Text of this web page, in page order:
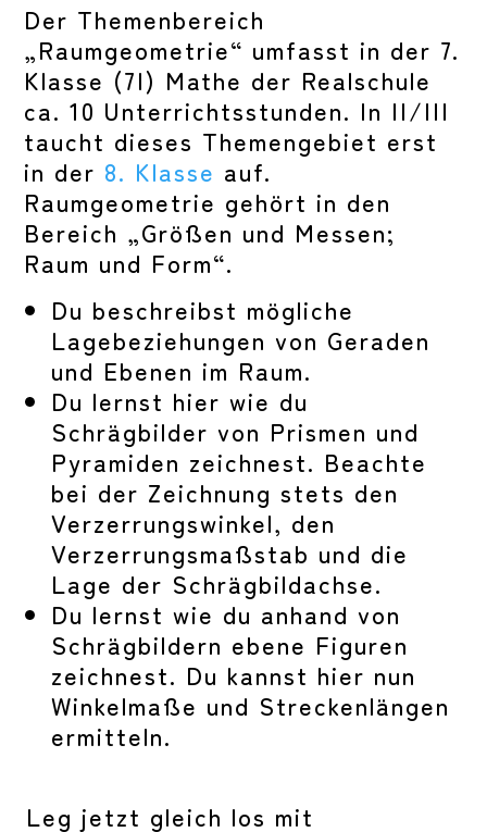
Der Themenbereich
„Raumgeometrie“ umfasst in der 7.
Klasse (7I) Mathe der Realschule
ca. 10 Unterrichtsstunden. In II/III
taucht dieses Themengebiet erst
in der 8. Klasse auf.
Raumgeometrie gehört in den
Bereich „Größen und Messen;
Raum und Form“.
Du beschreibst mögliche
Lagebeziehungen von Geraden
und Ebenen im Raum.
Du lernst hier wie du
Schrägbilder von Prismen und
Pyramiden zeichnest. Beachte
bei der Zeichnung stets den
Verzerrungswinkel, den
Verzerrungsmaßstab und die
Lage der Schrägbildachse.
Du lernst wie du anhand von
Schrägbildern ebene Figuren
zeichnest. Du kannst hier nun
Winkelmaße und Streckenlängen
ermitteln.
Leg jetzt gleich los mit